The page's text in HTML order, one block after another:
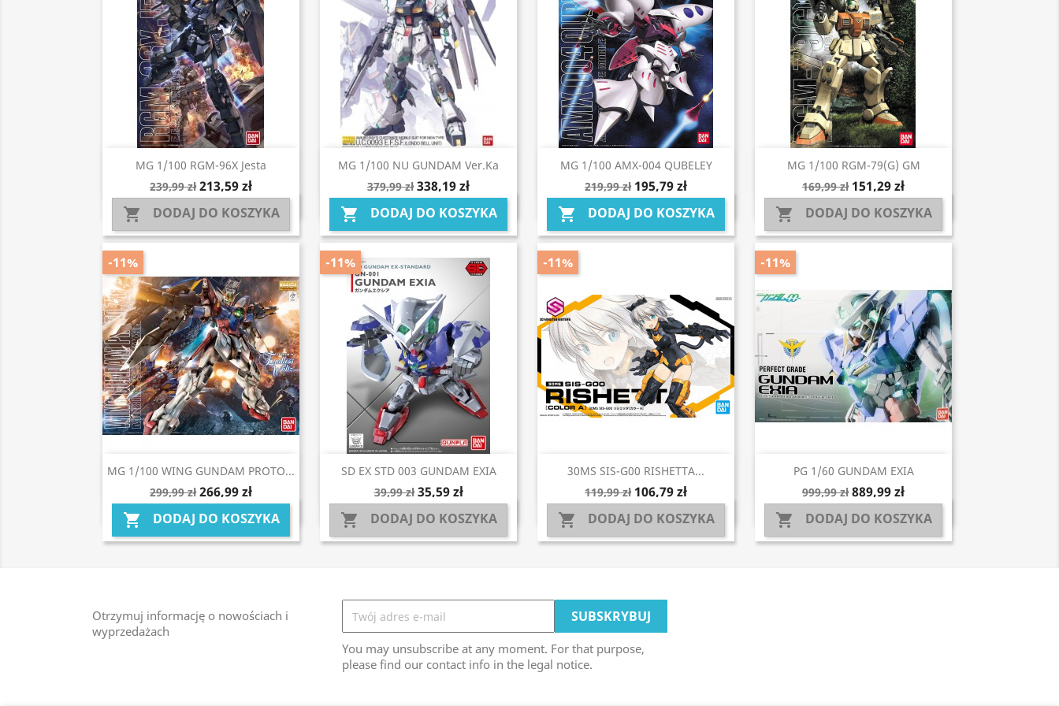
MG 1/100 RGM-96X Jesta
239,99 zł 213,59 zł
 DODAJ DO KOSZYKA
Szybki podgląd
MG 1/100 NU GUNDAM Ver.Ka
379,99 zł 338,19 zł
 DODAJ DO KOSZYKA
Szybki podgląd
MG 1/100 AMX-004 QUBELEY
219,99 zł 195,79 zł
 DODAJ DO KOSZYKA
Szybki podgląd
MG 1/100 RGM-79(G) GM
169,99 zł 151,29 zł
 DODAJ DO KOSZYKA
Szybki podgląd
MG 1/100 WING GUNDAM PROTO...
299,99 zł 266,99 zł
 DODAJ DO KOSZYKA
-11%
Szybki podgląd
SD EX STD 003 GUNDAM EXIA
39,99 zł 35,59 zł
 DODAJ DO KOSZYKA
-11%
Szybki podgląd
30MS SIS-G00 RISHETTA...
119,99 zł 106,79 zł
 DODAJ DO KOSZYKA
-11%
 Szybki podgląd
PG 1/60 GUNDAM EXIA
999,99 zł 889,99 zł
 DODAJ DO KOSZYKA
-11%
Szybki podgląd
Otrzymuj informację o nowościach i
wyprzedażach
You may unsubscribe at any moment. For that purpose,
please find our contact info in the legal notice.